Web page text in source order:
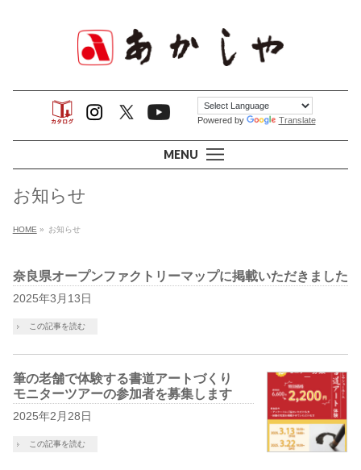
MENU
Powered by Translate
お知らせ
HOME » お知らせ
奈良県オープンファクトリーマップに掲載いただきました
2025年3月13日
この記事を読む
筆の老舗で体験する書道アートづくり
モニターツアーの参加者を募集します
2025年2月28日
この記事を読む